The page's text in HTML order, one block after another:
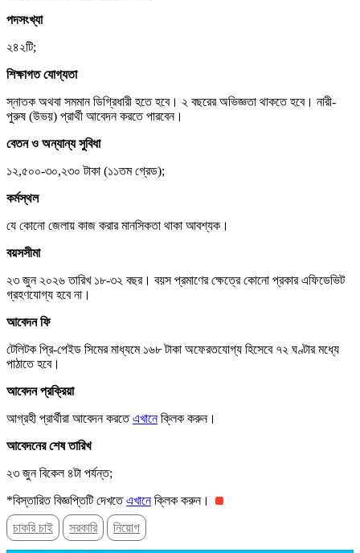
পদসংখ্যা
২৪২টি;
শিক্ষাগত যোগ্যতা
স্নাতক অথবা সমমান ডিগ্রিধারী হতে হবে। ২ বছরের অভিজ্ঞতা থাকতে হবে। নারী-
পুরুষ (উভয়) প্রার্থী আবেদন করতে পারবেন।
বেতন ও অন্যান্য সুবিধা
১২,৫০০-৩০,২৩০ টাকা (১১তম গ্রেড);
কর্মস্থল
যে কোনো জেলায় কাজ করার মানসিকতা থাকা আবশ্যক।
বয়সসীমা
২৩ জুন ২০২৬ তারিখ ১৮-৩২ বছর। বয়স প্রমাণের ক্ষেত্রে কোনো প্রকার এফিডেভিট
গ্রহণযোগ্য হবে না।
আবেদন ফি
টেলিটক প্রি-পেইড সিমের মাধ্যমে ১৬৮ টাকা অফেরতযোগ্য হিসেবে ৭২ ঘণ্টার মধ্যে
পাঠাতে হবে।
আবেদন প্রক্রিয়া
আগ্রহী প্রার্থীরা আবেদন করতেএখানেক্লিক করুন।
আবেদনের শেষ তারিখ
২৩ জুন বিকেল ৪টা পর্যন্ত;
*বিস্তারিত বিজ্ঞপ্তিটি দেখতেএখানেক্লিক করুন।
চাকরি চাই
সরকারি নিয়োগ